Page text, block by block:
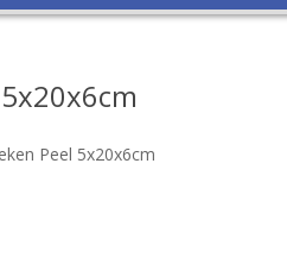
Peel 5x20x6cm